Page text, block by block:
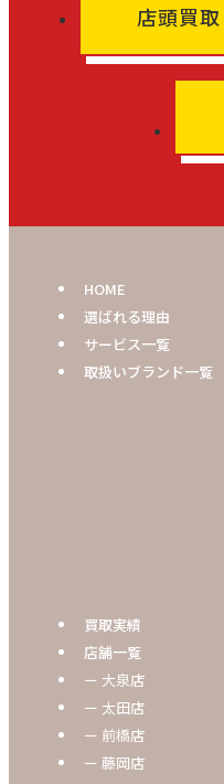
店頭買取
HOME
選ばれる理由
サービス一覧
取扱いブランド一覧
買取実績
店舗一覧
ー 大泉店
ー 太田店
ー 前橋店
ー 藤岡店